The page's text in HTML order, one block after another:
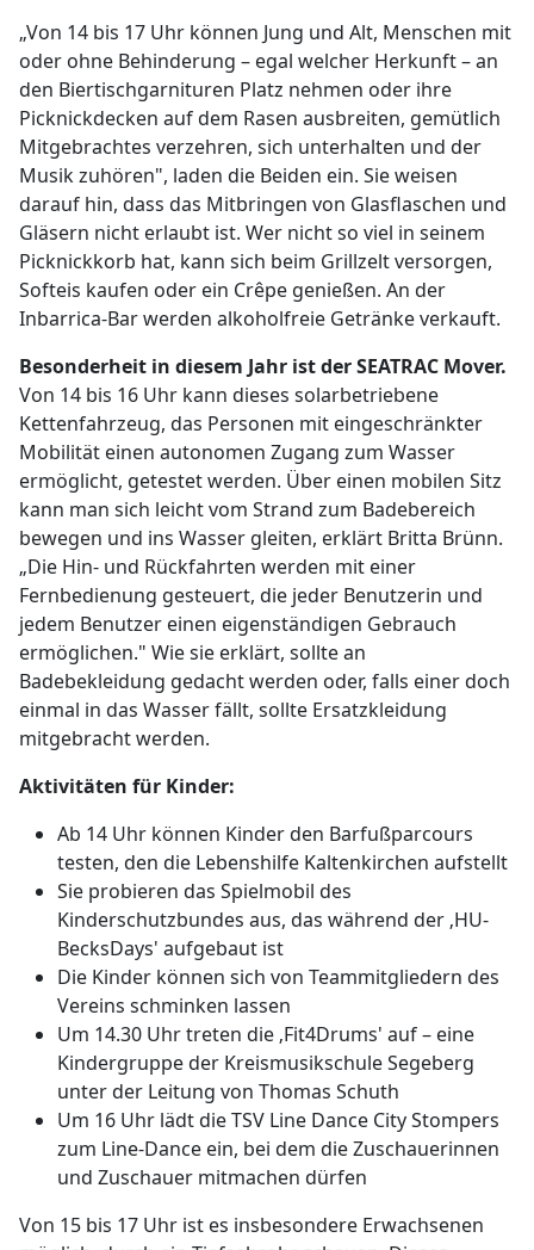
„Von 14 bis 17 Uhr können Jung und Alt, Menschen mit
oder ohne Behinderung – egal welcher Herkunft – an
den Biertischgarnituren Platz nehmen oder ihre
Picknickdecken auf dem Rasen ausbreiten, gemütlich
Mitgebrachtes verzehren, sich unterhalten und der
Musik zuhören", laden die Beiden ein. Sie weisen
darauf hin, dass das Mitbringen von Glasflaschen und
Gläsern nicht erlaubt ist. Wer nicht so viel in seinem
Picknickkorb hat, kann sich beim Grillzelt versorgen,
Softeis kaufen oder ein Crêpe genießen. An der
Inbarrica-Bar werden alkoholfreie Getränke verkauft.
Besonderheit in diesem Jahr ist der SEATRAC Mover.
Von 14 bis 16 Uhr kann dieses solarbetriebene
Kettenfahrzeug, das Personen mit eingeschränkter
Mobilität einen autonomen Zugang zum Wasser
ermöglicht, getestet werden. Über einen mobilen Sitz
kann man sich leicht vom Strand zum Badebereich
bewegen und ins Wasser gleiten, erklärt Britta Brünn.
„Die Hin- und Rückfahrten werden mit einer
Fernbedienung gesteuert, die jeder Benutzerin und
jedem Benutzer einen eigenständigen Gebrauch
ermöglichen." Wie sie erklärt, sollte an
Badebekleidung gedacht werden oder, falls einer doch
einmal in das Wasser fällt, sollte Ersatzkleidung
mitgebracht werden.
Aktivitäten für Kinder:
Ab 14 Uhr können Kinder den Barfußparcours
testen, den die Lebenshilfe Kaltenkirchen aufstellt
Sie probieren das Spielmobil des
Kinderschutzbundes aus, das während der ‚HU-
BecksDays' aufgebaut ist
Die Kinder können sich von Teammitgliedern des
Vereins schminken lassen
Um 14.30 Uhr treten die ‚Fit4Drums' auf – eine
Kindergruppe der Kreismusikschule Segeberg
unter der Leitung von Thomas Schuth
Um 16 Uhr lädt die TSV Line Dance City Stompers
zum Line-Dance ein, bei dem die Zuschauerinnen
und Zuschauer mitmachen dürfen
Von 15 bis 17 Uhr ist es insbesondere Erwachsenen